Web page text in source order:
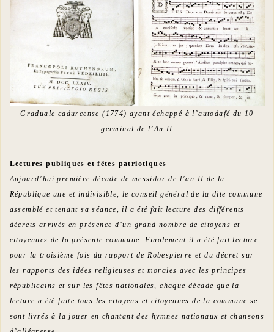
Graduale cadurcense (1774) ayant échappé à l’autodafé du 10
germinal de l’An II
Lectures publiques et fêtes patriotiques
Aujourd’hui première décade de messidor de l’an II de la
République une et indivisible, le conseil général de la dite commune
assemblé et tenant sa séance, il a été fait lecture des différents
décrets arrivés en présence d’un grand nombre de citoyens et
citoyennes de la présente commune. Finalement il a été fait lecture
pour la troisième fois du rapport de Robespierre et du décret sur
les rapports des idées religieuses et morales avec les principes
républicains et sur les fêtes nationales, chaque décade que la
lecture a été faite tous les citoyens et citoyennes de la commune se
sont livrés à la jouer en chantant des hymnes nationaux et chansons